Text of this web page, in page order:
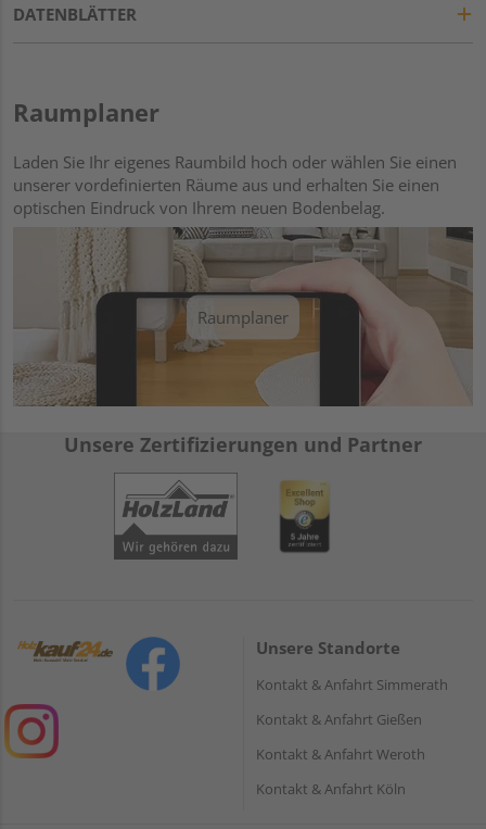
DATENBLÄTTER
Raumplaner
Laden Sie Ihr eigenes Raumbild hoch oder wählen Sie einen
unserer vordefinierten Räume aus und erhalten Sie einen
optischen Eindruck von Ihrem neuen Bodenbelag.
Raumplaner
Unsere Zertifizierungen und Partner
Unsere Standorte
Kontakt & Anfahrt Simmerath
Kontakt & Anfahrt Gießen
Kontakt & Anfahrt Weroth
Kontakt & Anfahrt Köln